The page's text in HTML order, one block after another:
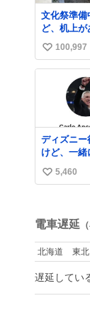
てもうろち
いしママが
ピクミンみ
ﾃついてっ
しないし脱
し逃げない
文化祭準備
ど、机上が
いじめっぽ
い
い
100,997
ディズニー
けど、一緒
ど仲のいい
ない…
い
数
5,460
電車遅延
北海道 東北
遅延してい